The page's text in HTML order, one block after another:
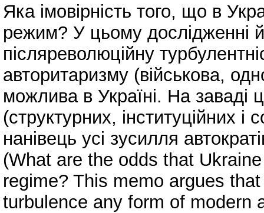
Яка імовірність того, що в
режим? У цьому дослідженні
післяреволюційну
авторитаризму (військова,
можлива в Україні. На заваді
(структурних, інституційних і
нанівець усі зусилля
(What are the odds that
regime? This memo argues
turbulence any form of modern